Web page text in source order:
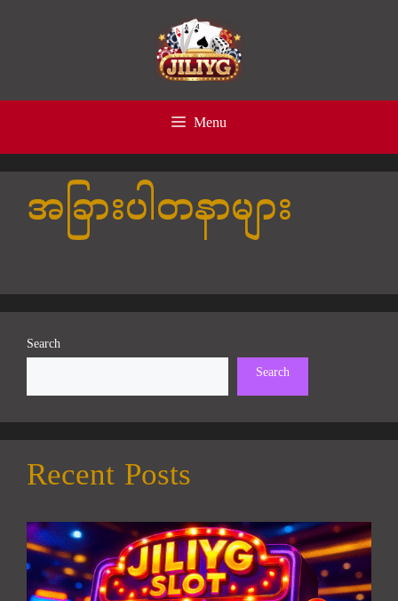
Menu
အခြားပါတနာများ
Search
Search
Recent Posts